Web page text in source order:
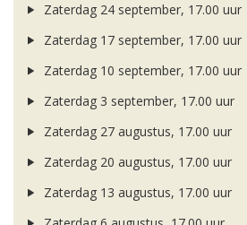
Zaterdag 24 september, 17.00 uur
Zaterdag 17 september, 17.00 uur
Zaterdag 10 september, 17.00 uur
Zaterdag 3 september, 17.00 uur
Zaterdag 27 augustus, 17.00 uur
Zaterdag 20 augustus, 17.00 uur
Zaterdag 13 augustus, 17.00 uur